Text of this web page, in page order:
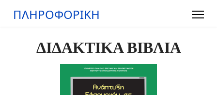
ΠΛΗΡΟΦΟΡΙΚΗ
ΔΙΔΑΚΤΙΚΑ ΒΙΒΛΙΑ